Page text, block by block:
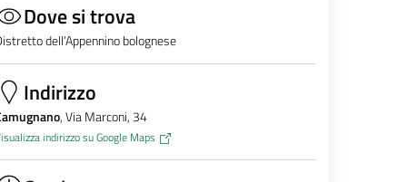
Dove si trova
dell’Appennino bolognese
Indirizzo
, Via Marconi, 34
indirizzo su Google Maps